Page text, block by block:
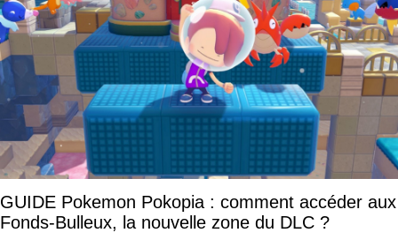
GUIDE Pokemon Pokopia : comment accéder aux
Fonds-Bulleux, la nouvelle zone du DLC ?